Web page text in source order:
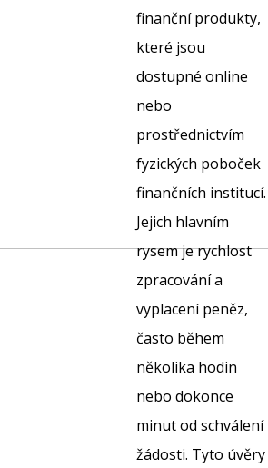
finanční produkty,
které jsou
dostupné online
nebo
prostřednictvím
fyzických poboček
finančních institucí.
Jejich hlavním
rysem je rychlost
zpracování a
vyplacení peněz,
často během
několika hodin
nebo dokonce
minut od schválení
žádosti. Tyto úvěry